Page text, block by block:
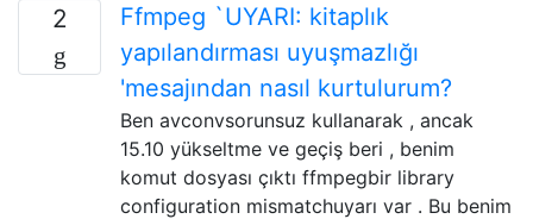
2
Ffmpeg `UYARI: kitaplık
yapılandırması uyuşmazlığı
'mesajından nasıl kurtulurum?
Ben avconvsorunsuz kullanarak , ancak
15.10 yükseltme ve geçiş beri , benim
komut dosyası çıktı ffmpegbir library
configuration mismatchuyarı var . Bu benim